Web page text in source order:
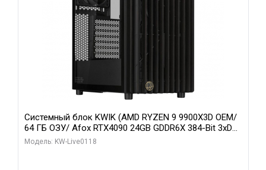
Системный блок KWIK (AMD RYZEN 9 9900X3D OEM/
64 ГБ ОЗУ/ Afox RTX4090 24GB GDDR6X 384-Bit 3xDP
HDMI ATX Turbo/ 960 ГБ SSD)
Модель: KW-Live0118